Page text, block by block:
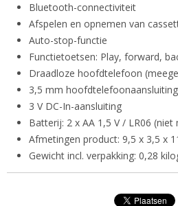
Bluetooth-connectiviteit
Afspelen en opnemen van
Auto-stop-functie
Functietoetsen: Play, forward,
Draadloze hoofdtelefoon
3,5 mm hoofdtelefoonaansluiting
3 V DC-In-aansluiting
Batterij: 2 x AA 1,5 V / LR06 (niet
Afmetingen product: 9,5 x 3,5 x
Gewicht incl. verpakking: 0,28